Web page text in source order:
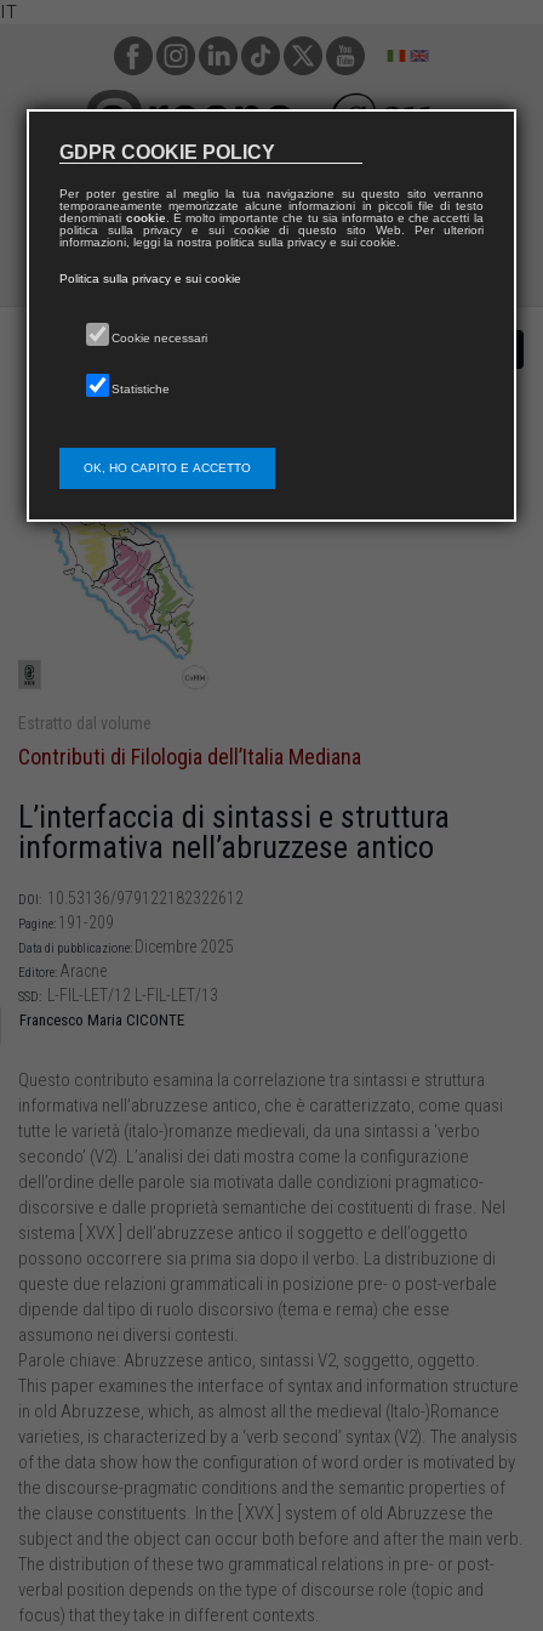
IT
Estratto dal volume
Contributi di Filologia dell’Italia Mediana
L’interfaccia di sintassi e struttura
informativa nell’abruzzese antico
DOI: 10.53136/979122182322612
Pagine: 191-209
Data di pubblicazione: Dicembre 2025
Editore: Aracne
SSD: L-FIL-LET/12 L-FIL-LET/13
Francesco Maria CICONTE
Questo contributo esamina la correlazione tra sintassi e struttura
informativa nell’abruzzese antico, che è caratterizzato, come quasi
tutte le varietà (italo-)romanze medievali, da una sintassi a ‘verbo
secondo’ (V2). L’analisi dei dati mostra come la configurazione
dell’ordine delle parole sia motivata dalle condizioni pragmatico-
discorsive e dalle proprietà semantiche dei costituenti di frase. Nel
sistema [ XVX ] dell’abruzzese antico il soggetto e dell’oggetto
possono occorrere sia prima sia dopo il verbo. La distribuzione di
queste due relazioni grammaticali in posizione pre- o post-verbale
dipende dal tipo di ruolo discorsivo (tema e rema) che esse
assumono nei diversi contesti.
Parole chiave: Abruzzese antico, sintassi V2, soggetto, oggetto.
This paper examines the interface of syntax and information structure
in old Abruzzese, which, as almost all the medieval (Italo-)Romance
varieties, is characterized by a ‘verb second’ syntax (V2). The analysis
of the data show how the configuration of word order is motivated by
the discourse-pragmatic conditions and the semantic properties of
the clause constituents. In the [ XVX ] system of old Abruzzese the
subject and the object can occur both before and after the main verb.
The distribution of these two grammatical relations in pre- or post-
verbal position depends on the type of discourse role (topic and
focus) that they take in different contexts.
GDPR COOKIE POLICY
Per poter gestire al meglio la tua navigazione su questo sito verranno
temporaneamente memorizzate alcune informazioni in piccoli file di testo
denominati cookie. È molto importante che tu sia informato e che accetti la
politica sulla privacy e sui cookie di questo sito Web. Per ulteriori
informazioni, leggi la nostra politica sulla privacy e sui cookie.
Politica sulla privacy e sui cookie
Cookie necessari
Statistiche
OK, HO CAPITO E ACCETTO